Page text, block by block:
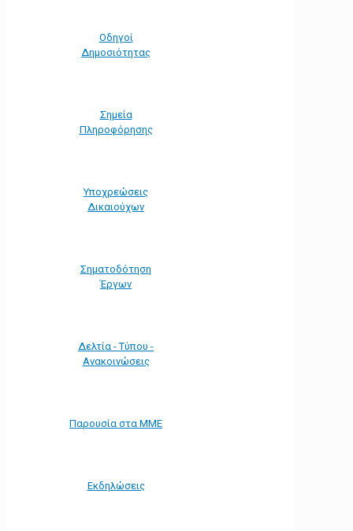
Οδηγοί
Δημοσιότητας
Σημεία
Πληροφόρησης
Υποχρεώσεις
Δικαιούχων
Σηματοδότηση
Έργων
Δελτία - Τύπου -
Ανακοινώσεις
Παρουσία στα ΜΜΕ
Εκδηλώσεις